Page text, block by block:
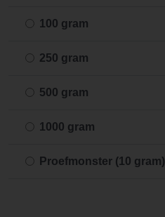
100 gram
250 gram
500 gram
1000 gram
Proefmonster (10 gram)